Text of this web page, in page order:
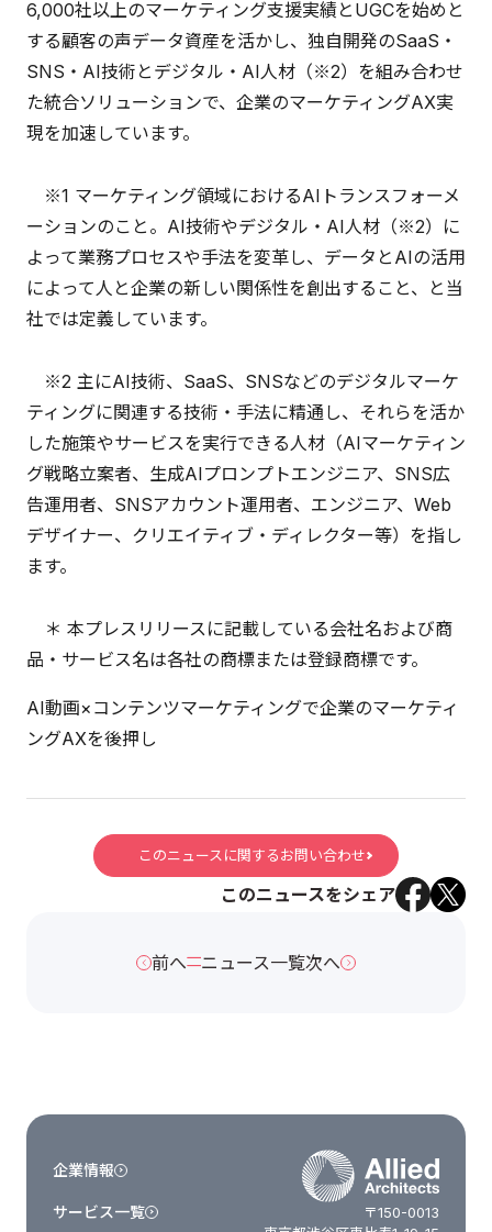
6,000社以上のマーケティング支援実績とUGCを始めと
する顧客の声データ資産を活かし、独自開発のSaaS・
SNS・AI技術とデジタル・AI人材（※2）を組み合わせ
た統合ソリューションで、企業のマーケティングAX実
現を加速しています。
※1 マーケティング領域におけるAIトランスフォーメ
ーションのこと。AI技術やデジタル・AI人材（※2）に
よって業務プロセスや手法を変革し、データとAIの活用
によって人と企業の新しい関係性を創出すること、と当
社では定義しています。
※2 主にAI技術、SaaS、SNSなどのデジタルマーケ
ティングに関連する技術・手法に精通し、それらを活か
した施策やサービスを実行できる人材（AIマーケティン
グ戦略立案者、生成AIプロンプトエンジニア、SNS広
告運用者、SNSアカウント運用者、エンジニア、Web
デザイナー、クリエイティブ・ディレクター等）を指し
ます。
＊ 本プレスリリースに記載している会社名および商
品・サービス名は各社の商標または登録商標です。
AI動画×コンテンツマーケティングで企業のマーケティ
ングAXを後押し
このニュースに関するお問い合わせ
このニュースをシェア
前へ ニュース一覧次へ
〒150-0013
企業情報
サービス一覧